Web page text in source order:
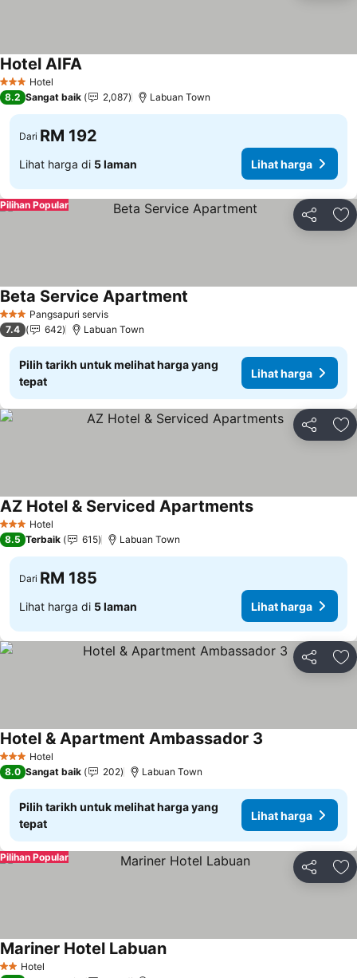
3 BintangHotel
Hotel AIFALihat harga
8.2 Sangat baik 2,087 Labuan Town
Dari RM 192
Lihat harga di 5 laman Lihat harga
Kongsi
Pilihan Popular
3 BintangPangsapuri servis
Beta Service Apartment
7.4 642 Labuan Town
Pilih tarikh untuk melihat harga yang
tepat
Lihat harga
Kongsi
3 BintangHotel
AZ Hotel & Serviced ApartmentsLihat harga
8.5 Terbaik 615 Labuan Town
Dari RM 185
Lihat harga di 5 laman Lihat harga
Kongsi
3 BintangHotel
Hotel & Apartment Ambassador 3
8.0 Sangat baik 202 Labuan Town
Pilih tarikh untuk melihat harga yang
tepat
Lihat harga
Kongsi
Pilihan Popular
2 Bintang
Hotel
Mariner Hotel LabuanLihat harga